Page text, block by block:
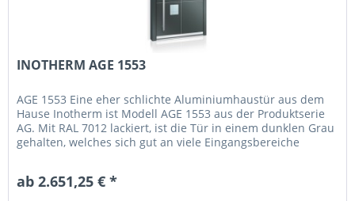
INOTHERM AGE 1553
AGE 1553 Eine eher schlichte Aluminiumhaustür aus dem
Hause Inotherm ist Modell AGE 1553 aus der Produktserie
AG. Mit RAL 7012 lackiert, ist die Tür in einem dunklen Grau
gehalten, welches sich gut an viele Eingangsbereiche
ab 2.651,25 € *